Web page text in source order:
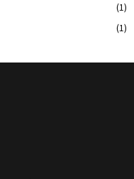
(1)
(1)